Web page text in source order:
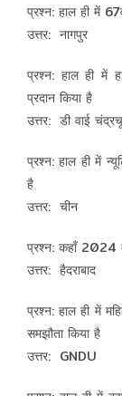
प्रश्न: हाल ही में
उत्तर: नागपुर
प्रश्न: हाल ही में
प्रदान किया है
उत्तर: डी वाई
प्रश्न: हाल ही में
है
उत्तर: चीन
प्रश्न: कहाँ 2024
उत्तर: हैदराबाद
प्रश्न: हाल ही में
समझौता किया है
उत्तर: GNDU